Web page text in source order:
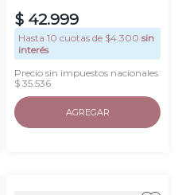
$ 42.999
Hasta10 cuotas de $4.300 sin
interés
Precio sin impuestos nacionales
$ 35.536
AGREGAR